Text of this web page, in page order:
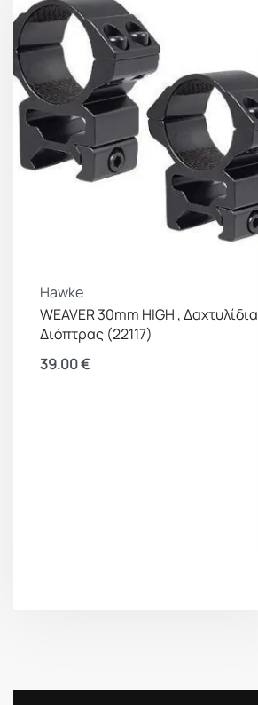
Hawke
WEAVER 30mm HIGH , Δαχτυλίδια
Διόπτρας (22117)
39.00€